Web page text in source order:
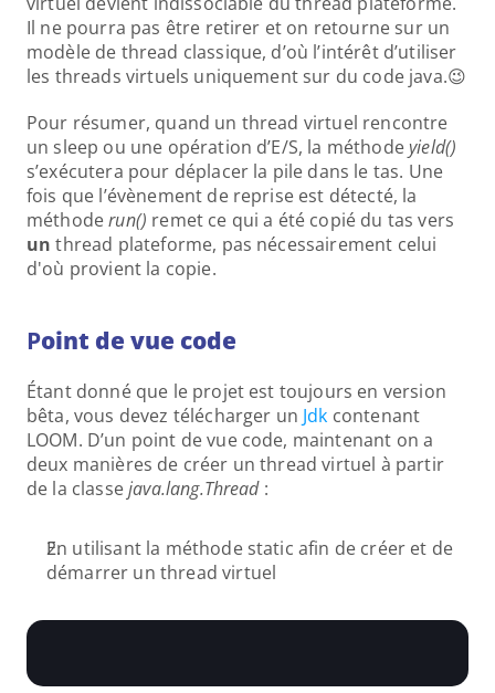
Il ne pourra pas être retirer et on retourne sur un
modèle de thread classique, d’où l’intérêt d’utiliser
les threads virtuels uniquement sur du code java.😉
Pour résumer, quand un thread virtuel rencontre
un sleep ou une opération d’E/S, la méthode yield()
s’exécutera pour déplacer la pile dans le tas. Une
fois que l’évènement de reprise est détecté, la
méthode run()
un thread plateforme, pas nécessairement celui
d'où provient la copie.
Point de vue code
Étant donné que le projet est toujours en version
bêta, vous devez télécharger un Jdk contenant
LOOM. D’un point de vue code, maintenant on a
deux manières de créer un thread virtuel à partir
de la classe java.lang.Thread :
En utilisant la méthode static afin de créer et de
démarrer un thread virtuel